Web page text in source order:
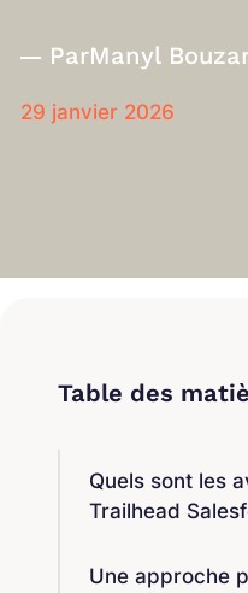
ParManyl
29 janvier 2026
Quels sont les
Trailhead
Une approche